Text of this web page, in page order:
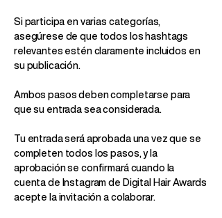
Si participa en varias categorías,
asegúrese de que todos los hashtags
relevantes estén claramente incluidos en
su publicación.
Ambos pasos deben completarse para
que su entrada sea considerada.
Tu entrada será aprobada una vez que se
completen todos los pasos, y la
aprobación se confirmará cuando la
cuenta de Instagram de Digital Hair Awards
acepte la invitación a colaborar.